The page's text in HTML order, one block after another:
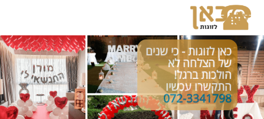
כאן לזוגות - כי שנים
של הצלחה לא
הולכות ברגל!
התקשרו עכשיו
072-3341798